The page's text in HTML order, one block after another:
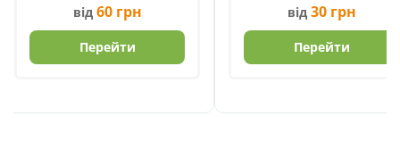
від 60 грн
Перейти
від 30 грн
Перейти